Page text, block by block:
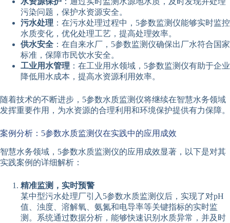
污染问题，保护水资源安全。
污水处理 ：在污水处理过程中，5参数监测仪能够实时监控
水质变化，优化处理工艺，提高处理效率。
供水安全 ：在自来水厂，5参数监测仪确保出厂水符合国家
标准，保障市民饮水安全。
工业用水管理 ：在工业用水领域，5参数监测仪有助于企业
降低用水成本，提高水资源利用效率。
随着技术的不断进步，5参数水质监测仪将继续在智慧水务领域
发挥重要作用，为水资源的合理利用和环境保护提供有力保障。
案例分析：5参数水质监测仪在实践中的应用成效
智慧水务领域，5参数水质监测仪的应用成效显著，以下是对其
实践案例的详细解析：
精准监测，实时预警
某中型污水处理厂引入5参数水质监测仪后，实现了对pH
值、浊度、溶解氧、氨氮和电导率等关键指标的实时监
测。系统通过数据分析，能够快速识别水质异常，并及时